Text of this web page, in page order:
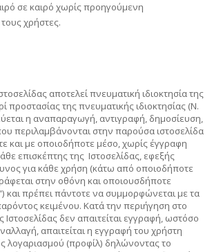
σε καιρό χωρίς προηγούμενη
χρήστες.
αποτελεί πνευματική ιδιοκτησία της
προστασίας της πνευματικής ιδιοκτησίας (Ν.
η αναπαραγωγή, αντιγραφή, δημοσίευση,
περιλαμβάνονται στην παρούσα ιστοσελίδα
και με οποιοδήποτε μέσο, χωρίς έγγραφη
επισκέπτης της Ιστοσελίδας, εφεξής
για κάθε χρήση (κάτω από οποιοδήποτε
στην οθόνη και οποιουσδήποτε
πρέπει πάντοτε να συμμορφώνεται με τα
κειμένου. Κατά την περιήγηση στο
δεν απαιτείται εγγραφή, ωστόσο
απαιτείται η εγγραφή του χρήστη
λογαριασμού (προφίλ) δηλώνοντας το